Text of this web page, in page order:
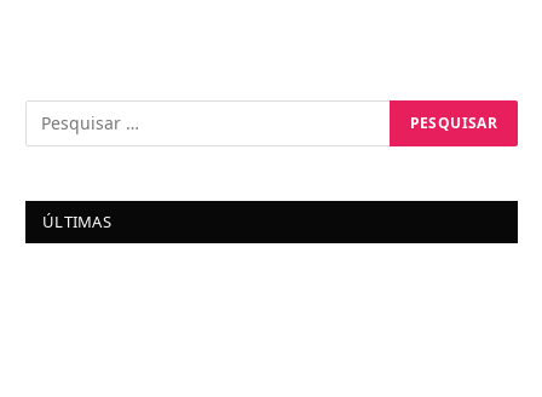
ÚLTIMAS